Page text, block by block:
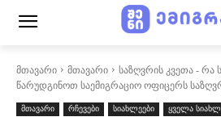
მთავარი მთავარი
საზღვრის კვეთა - რა
წარუდგინოთ საემიგრაციო ოფიცერს
მთავარი რჩევები სიახლეები ყველა